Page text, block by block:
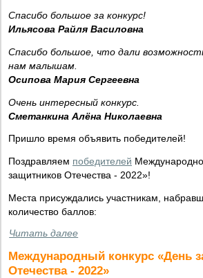
Спасибо большое за конкурс!
Ильясова Райля Василовна
Спасибо большое, что дали
нам малышам.
Осипова Мария Сергеевна
Очень интересный конкурс.
Сметанкина Алёна Николаевна
Пришло время объявить победителей!
Поздравляем победителей
защитников Отечества - 2022»!
Места присуждались участникам,
количество баллов:
Читать далее
Международный конкурс «День
Отечества - 2022»